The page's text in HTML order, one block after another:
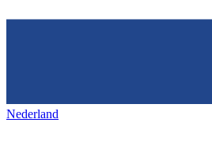
Nederland